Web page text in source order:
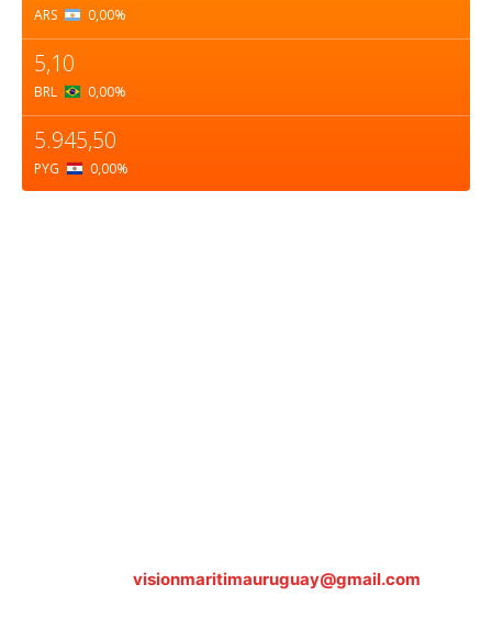
ARS 0,00%
5,10
BRL 0,00%
5.945,50
PYG 0,00%
visionmaritimauruguay@gmail.com